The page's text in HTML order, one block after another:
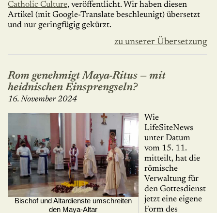
Catholic Culture, veröffentlicht. Wir haben diesen
Artikel (mit Google-Translate beschleu­nigt) übersetzt
und nur geringfügig gekürzt.
zu unserer Übersetzung
Rom genehmigt Maya-Ritus — mit
heidnischen Einsprengseln?
16. November 2024
Bischof und Altardienste umschreiten
den Maya-Altar
Wie
LifeSiteNews
unter Datum
vom 15. 11.
mitteilt, hat die
römische
Verwaltung für
den Gottesdienst
jetzt eine eigene
Form des